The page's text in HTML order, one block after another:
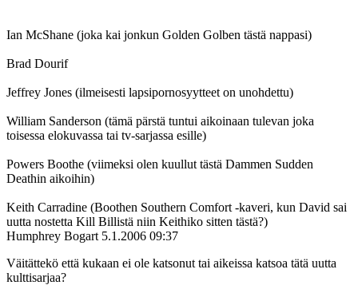
Ian McShane (joka kai jonkun Golden Golben tästä nappasi)
Brad Dourif
Jeffrey Jones (ilmeisesti lapsipornosyytteet on unohdettu)
William Sanderson (tämä pärstä tuntui aikoinaan tulevan joka
toisessa elokuvassa tai tv-sarjassa esille)
Powers Boothe (viimeksi olen kuullut tästä Dammen Sudden
Deathin aikoihin)
Keith Carradine (Boothen Southern Comfort ‑kaveri, kun David sai
uutta nostetta Kill Billistä niin Keithiko sitten tästä?)
Humphrey Bogart 5.1.2006 09:37
Väitättekö että kukaan ei ole katsonut tai aikeissa katsoa tätä uutta
kulttisarjaa?